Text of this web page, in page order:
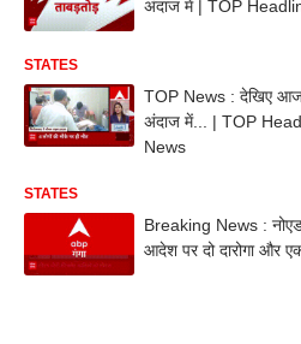
अंदाज में | TOP
STATES
TOP News : देखिए आज
अंदाज में... | TOP
News
STATES
Breaking News :
आदेश पर दो दारोगा और